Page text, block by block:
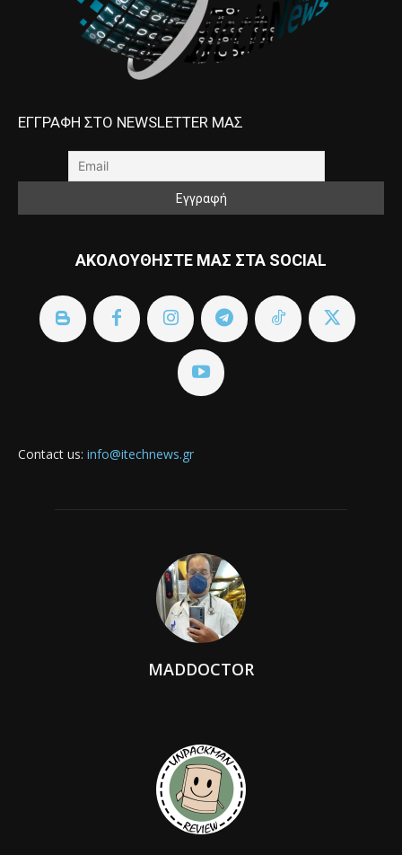
ΕΓΓΡΑΦΗ ΣΤΟ NEWSLETTER ΜΑΣ
ΑΚΟΛΟΥΘΗΣΤΕ ΜΑΣ ΣΤΑ SOCIAL
Contact us: info@itechnews.gr
MADDOCTOR